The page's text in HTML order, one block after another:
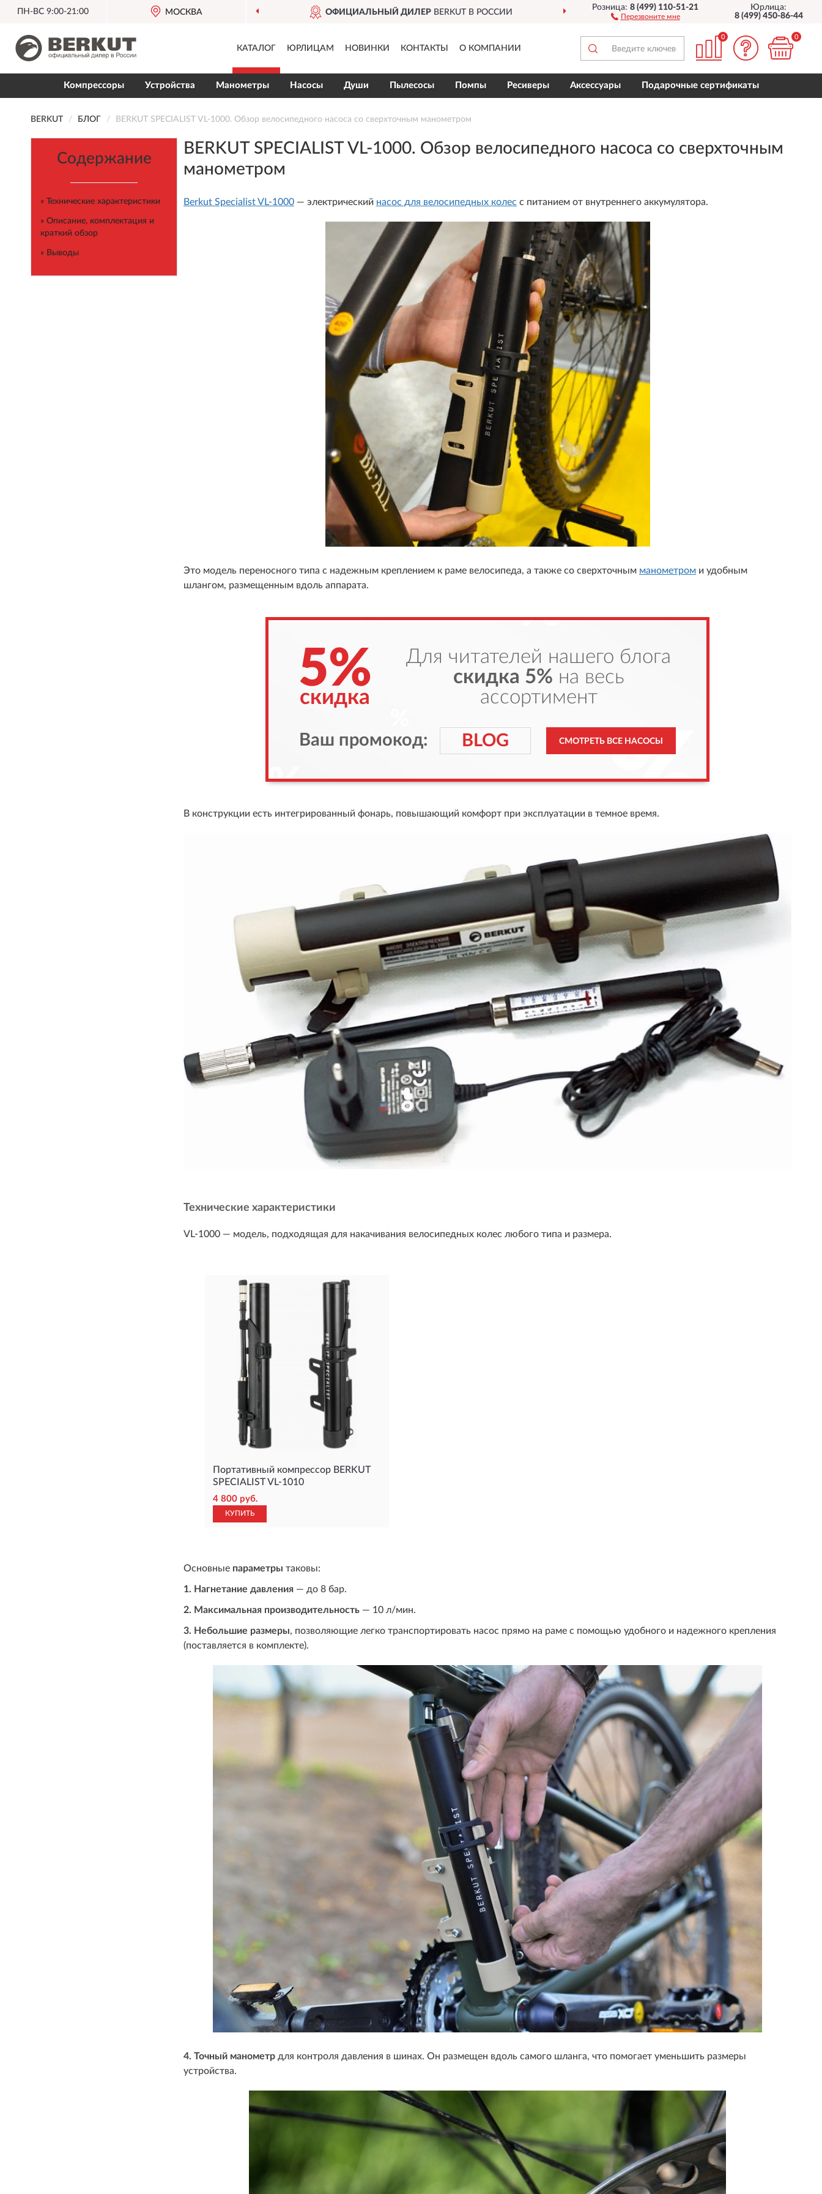
ПН-ВС 9:00-21:00 МОСКВА
ОФИЦИАЛЬНЫЙ ДИЛЕРBERKUT В РОССИИ ДОСТАВИМ ПО ВСЕЙ РОССИИ ПОЛНЫЙ
Розница:8 (499) 110-51-21
Перезвоните мне
Юрлица:
8 (499) 450-86-44
КАТАЛОГ ЮРЛИЦАМ НОВИНКИ КОНТАКТЫ О КОМПАНИИ
0 0
Компрессоры Устройства Манометры Насосы Души Пылесосы Помпы Ресиверы Аксессуары Подарочные сертификаты
BERKUT БЛОГ BERKUT SPECIALIST VL-1000. Обзор велосипедного насоса со сверхточным манометром
Содержание
» Технические характеристики
» Описание, комплектация и
краткий обзор
» Выводы
BERKUT SPECIALIST VL-1000. Обзор велосипедного насоса со сверхточным
манометром
Berkut Specialist VL-1000 — электрический насос для велосипедных колес с питанием от внутреннего аккумулятора.
Это модель переносного типа с надежным креплением к раме велосипеда, а также со сверхточным манометром и удобным
шлангом, размещенным вдоль аппарата.
5%
скидка
Для читателей нашего блога
скидка 5% на весь
ассортимент
Ваш промокод: BLOG СМОТРЕТЬ ВСЕ НАСОСЫ
В конструкции есть интегрированный фонарь, повышающий комфорт при эксплуатации в темное время.
Технические характеристики
VL-1000 — модель, подходящая для накачивания велосипедных колес любого типа и размера.
Портативный компрессор BERKUT
SPECIALIST VL-1010
4 800 руб.
КУПИТЬ
Основные параметры таковы:
1. Нагнетание давления — до 8 бар.
2. Максимальная производительность — 10 л/мин.
3. Небольшие размеры, позволяющие легко транспортировать насос прямо на раме с помощью удобного и надежного крепления
(поставляется в комплекте).
4. Точный манометр для контроля давления в шинах. Он размещен вдоль самого шланга, что помогает уменьшить размеры
устройства.